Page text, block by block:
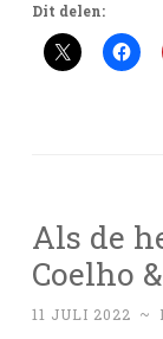
Dit delen:
Als de
Coelho
11 JULI 2022 ~